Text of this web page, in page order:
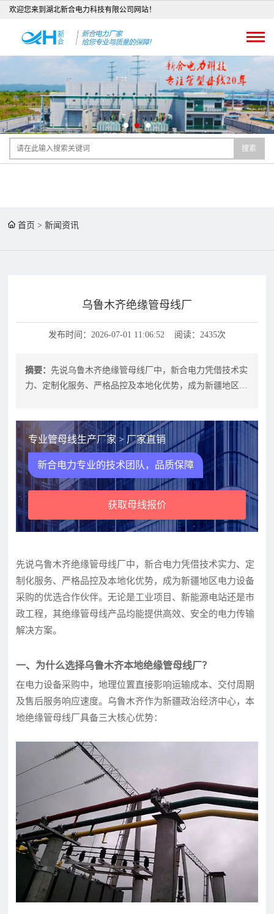
欢迎您来到湖北新合电力科技有限公司网站！
搜索
首页 >新闻资讯
乌鲁木齐绝缘管母线厂
发布时间：2026-07-01 11:06:52 阅读：2435次
摘要：先说乌鲁木齐绝缘管母线厂中，新合电力凭借技术实
力、定制化服务、严格品控及本地化优势，成为新疆地区电
专业管母线生产厂家 > 厂家直销
新合电力专业的技术团队，品质保障
获取母线报价
先说乌鲁木齐绝缘管母线厂中，新合电力凭借技术实力、定
制化服务、严格品控及本地化优势，成为新疆地区电力设备
采购的优选合作伙伴。无论是工业项目、新能源电站还是市
政工程，其绝缘管母线产品均能提供高效、安全的电力传输
解决方案。
一、为什么选择乌鲁木齐本地绝缘管母线厂？
在电力设备采购中，地理位置直接影响运输成本、交付周期
及售后服务响应速度。乌鲁木齐作为新疆政治经济中心，本
地绝缘管母线厂具备三大核心优势：